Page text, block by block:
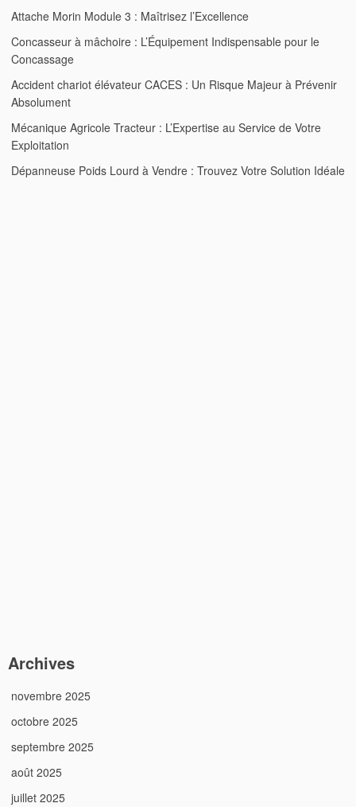
Attache Morin Module 3 : Maîtrisez l’Excellence
Concasseur à mâchoire : L’Équipement Indispensable pour le
Concassage
Accident chariot élévateur CACES : Un Risque Majeur à Prévenir
Absolument
Mécanique Agricole Tracteur : L’Expertise au Service de Votre
Exploitation
Dépanneuse Poids Lourd à Vendre : Trouvez Votre Solution Idéale
Archives
novembre 2025
octobre 2025
septembre 2025
août 2025
juillet 2025